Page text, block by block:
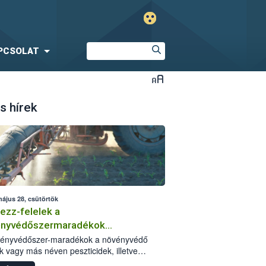
hírek
28, csütörtök
felelek a
kockázatáról
maradékok a növényvédő
vagy más néven peszticidek, illetve
kis mennyiségei, melyek a